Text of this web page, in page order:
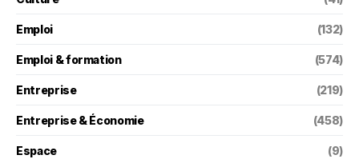
Emploi (132)
Emploi & formation (574)
Entreprise (219)
Entreprise & Économie (458)
Espace (9)